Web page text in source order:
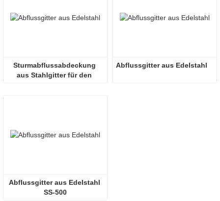
Sturmabflussabdeckung
aus Stahlgitter für den
Abflussgitter aus Edelstahl
Abflussgitter aus Edelstahl
SS-500